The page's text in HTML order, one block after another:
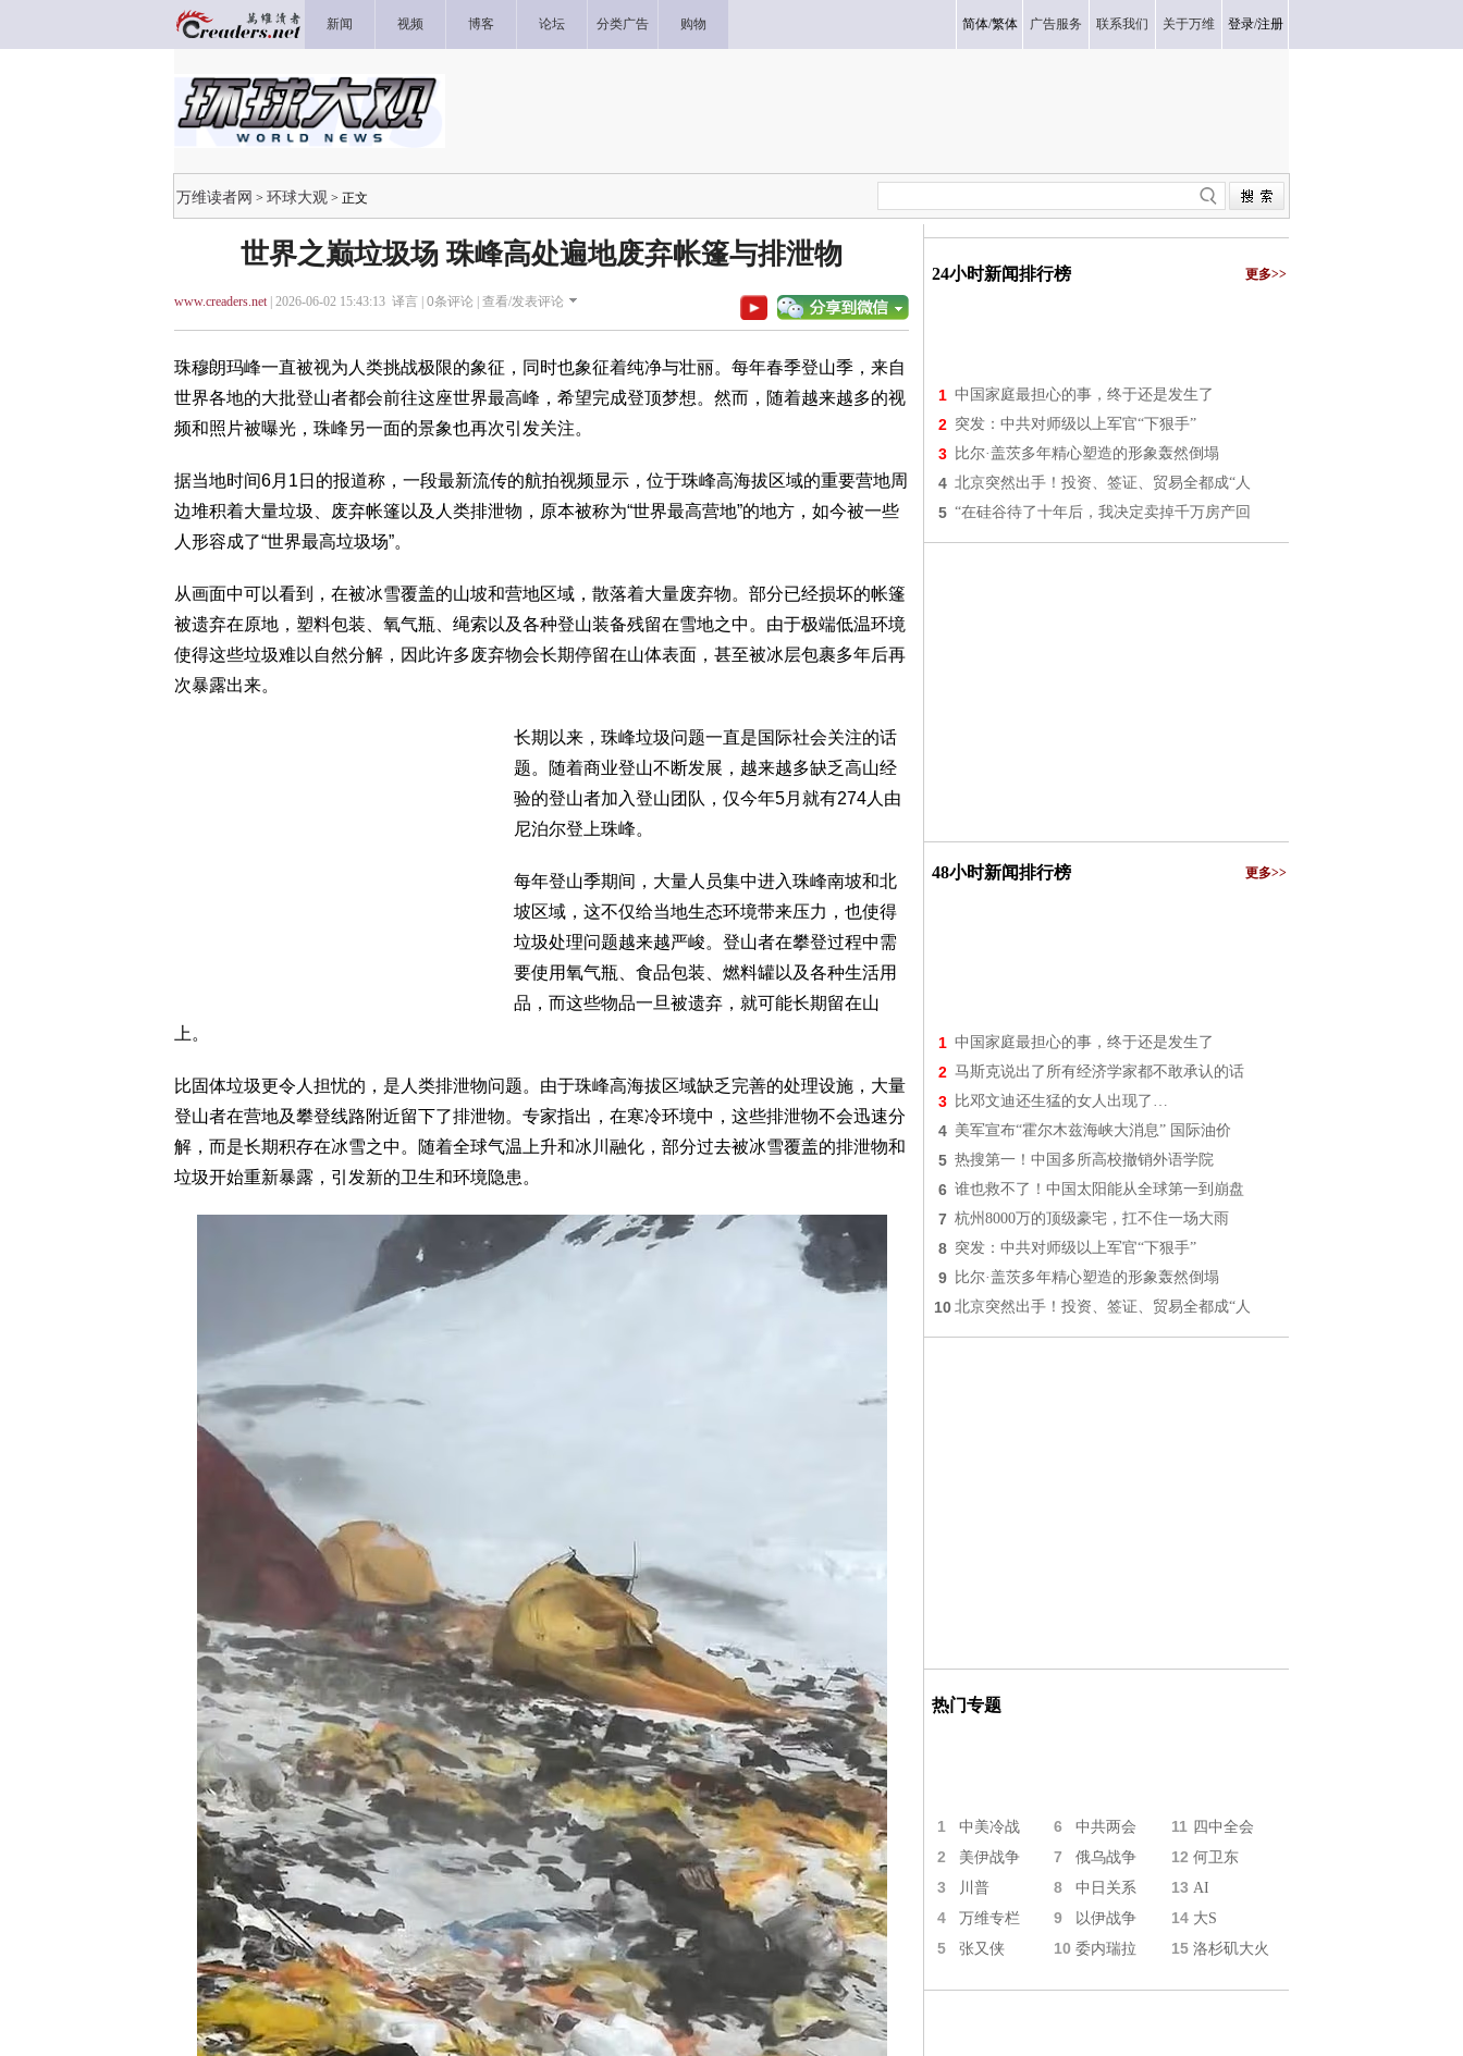
新闻 视频 博客 论坛 分类广告 购物 简体/繁体 广告服务 联系我们 关于万维 登录/注册
万维读者网 > 环球大观 > 正文
世界之巅垃圾场 珠峰高处遍地废弃帐篷与排泄物
www.creaders.net| 2026-06-02 15:43:13 译言 | 0条评论 | 查看/发表评论
珠穆朗玛峰一直被视为人类挑战极限的象征，同时也象征着纯净与壮丽。每年春季登山季，来自
世界各地的大批登山者都会前往这座世界最高峰，希望完成登顶梦想。然而，随着越来越多的视
频和照片被曝光，珠峰另一面的景象也再次引发关注。
据当地时间6月1日的报道称，一段最新流传的航拍视频显示，位于珠峰高海拔区域的重要营地周
边堆积着大量垃圾、废弃帐篷以及人类排泄物，原本被称为“世界最高营地”的地方，如今被一些
人形容成了“世界最高垃圾场”。
从画面中可以看到，在被冰雪覆盖的山坡和营地区域，散落着大量废弃物。部分已经损坏的帐篷
被遗弃在原地，塑料包装、氧气瓶、绳索以及各种登山装备残留在雪地之中。由于极端低温环境
使得这些垃圾难以自然分解，因此许多废弃物会长期停留在山体表面，甚至被冰层包裹多年后再
次暴露出来。
长期以来，珠峰垃圾问题一直是国际社会关注的话
题。随着商业登山不断发展，越来越多缺乏高山经
验的登山者加入登山团队，仅今年5月就有274人由
尼泊尔登上珠峰。
每年登山季期间，大量人员集中进入珠峰南坡和北
坡区域，这不仅给当地生态环境带来压力，也使得
垃圾处理问题越来越严峻。登山者在攀登过程中需
要使用氧气瓶、食品包装、燃料罐以及各种生活用
品，而这些物品一旦被遗弃，就可能长期留在山
上。
比固体垃圾更令人担忧的，是人类排泄物问题。由于珠峰高海拔区域缺乏完善的处理设施，大量
登山者在营地及攀登线路附近留下了排泄物。专家指出，在寒冷环境中，这些排泄物不会迅速分
解，而是长期积存在冰雪之中。随着全球气温上升和冰川融化，部分过去被冰雪覆盖的排泄物和
垃圾开始重新暴露，引发新的卫生和环境隐患。
24小时新闻排行榜 更多>>
1 中国家庭最担心的事，终于还是发生了
2 突发：中共对师级以上军官“下狠手”
3 比尔·盖茨多年精心塑造的形象轰然倒塌
4 北京突然出手！投资、签证、贸易全都成“人
5 “在硅谷待了十年后，我决定卖掉千万房产回
48小时新闻排行榜 更多>>
1 中国家庭最担心的事，终于还是发生了
2 马斯克说出了所有经济学家都不敢承认的话
3 比邓文迪还生猛的女人出现了…
4 美军宣布“霍尔木兹海峡大消息” 国际油价
5 热搜第一！中国多所高校撤销外语学院
6 谁也救不了！中国太阳能从全球第一到崩盘
7 杭州8000万的顶级豪宅，扛不住一场大雨
8 突发：中共对师级以上军官“下狠手”
9 比尔·盖茨多年精心塑造的形象轰然倒塌
10 北京突然出手！投资、签证、贸易全都成“人
热门专题
1 中美冷战 6 中共两会 11 四中全会
2 美伊战争 7 俄乌战争 12 何卫东
3 川普 8 中日关系 13 AI
4 万维专栏 9 以伊战争 14 大S
5 张又侠 10 委内瑞拉 15 洛杉矶大火